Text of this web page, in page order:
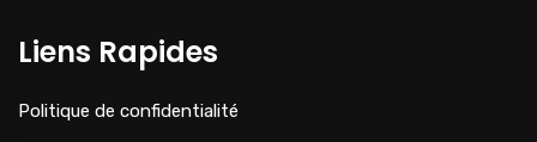
Liens Rapides
Politique de confidentialité